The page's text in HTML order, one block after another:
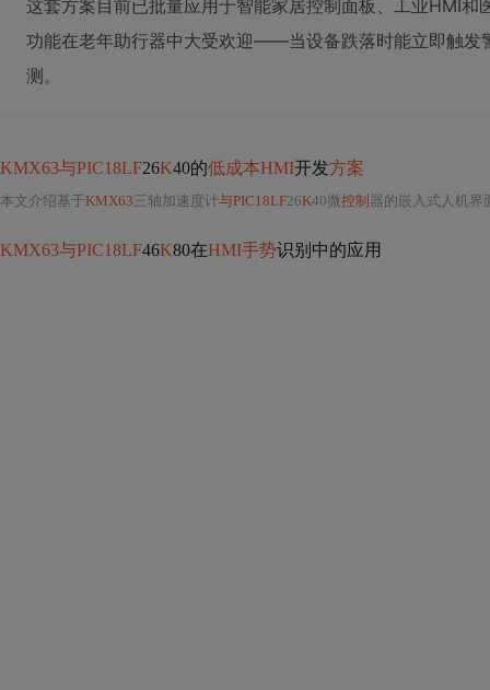
这套方案目前已批量应用于智能家居控制面板、工业HMI
功能在老年助行器中大受欢迎——当设备跌落时能立即触发
测。
KMX63与PIC18LF26K40的低成本HMI开发方案
本文介绍基于KMX63三轴加速度计与PIC18LF26K40微控制 器的嵌入式人机界
KMX63与PIC18LF46K80在HMI手势识别中的应用